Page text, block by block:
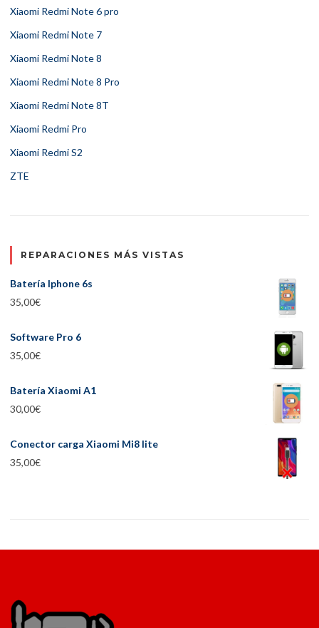
Xiaomi Redmi Note 6 pro
Xiaomi Redmi Note 7
Xiaomi Redmi Note 8
Xiaomi Redmi Note 8 Pro
Xiaomi Redmi Note 8T
Xiaomi Redmi Pro
Xiaomi Redmi S2
ZTE
REPARACIONES MÁS VISTAS
Batería Iphone 6s
35,00€
Software Pro 6
35,00€
Batería Xiaomi A1
30,00€
Conector carga Xiaomi Mi8 lite
35,00€